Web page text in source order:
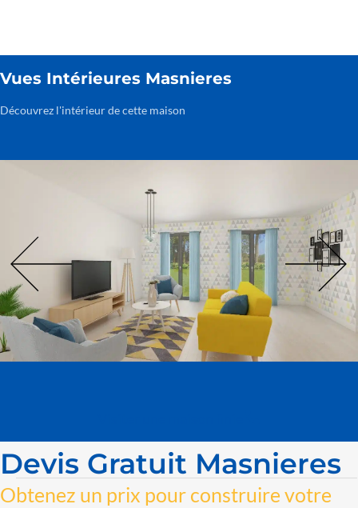
Vues Intérieures Masnieres
Découvrez l'intérieur de cette maison
Devis Gratuit Masnieres
Obtenez un prix pour construire votre